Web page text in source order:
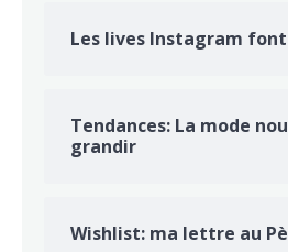
Les lives Instagram
Tendances: La mode
grandir
Wishlist: ma lettre au